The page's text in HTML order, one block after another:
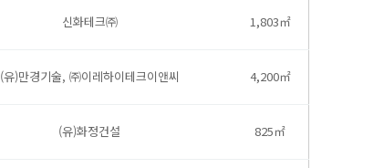
신화테크㈜ 1,803㎡
(유)만경기술, ㈜이레하이테크이앤씨 4,200㎡
(유)화정건설 825㎡